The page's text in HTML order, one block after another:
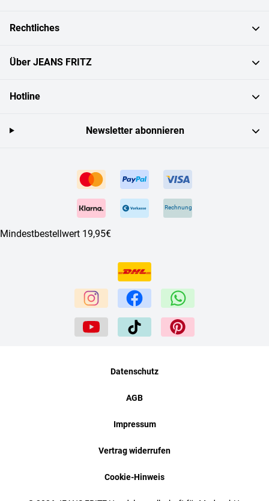
Rechtliches
Über JEANS FRITZ
Hotline
Rechnung
Mindestbestellwert 19,95€
Newsletter abonnieren
Datenschutz
AGB
Impressum
Vertrag widerrufen
Cookie-Hinweis